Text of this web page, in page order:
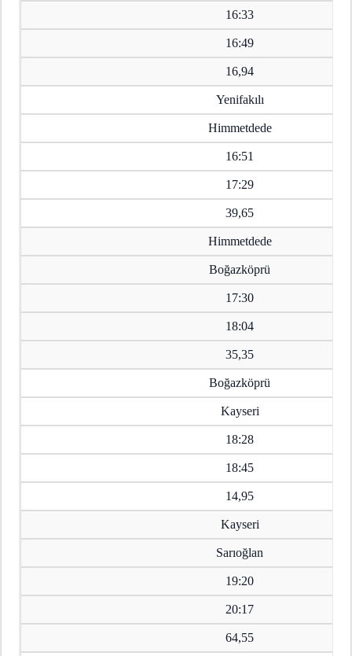
16:33
16:49
16,94
Yenifakılı
Himmetdede
16:51
17:29
39,65
Himmetdede
Boğazköprü
17:30
18:04
35,35
Boğazköprü
Kayseri
18:28
18:45
14,95
Kayseri
Sarıoğlan
19:20
20:17
64,55